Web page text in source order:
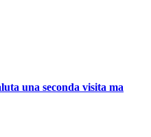
una seconda visita ma